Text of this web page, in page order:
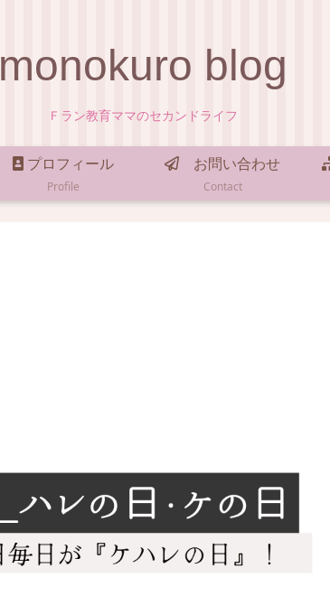
monokuro blog
Ｆラン教育ママのセカンドライフ
プロフィール
Profile
お問い合わせ
Contact